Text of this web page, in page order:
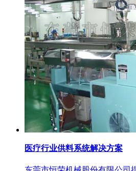
医疗行业供料系统解决方案